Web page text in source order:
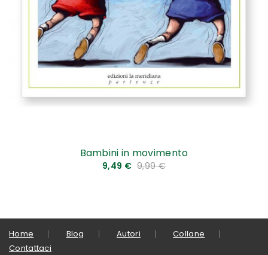
Bambini in movimento
9,49 € 9,99 €
Home Blog Autori
Collane
Contattaci